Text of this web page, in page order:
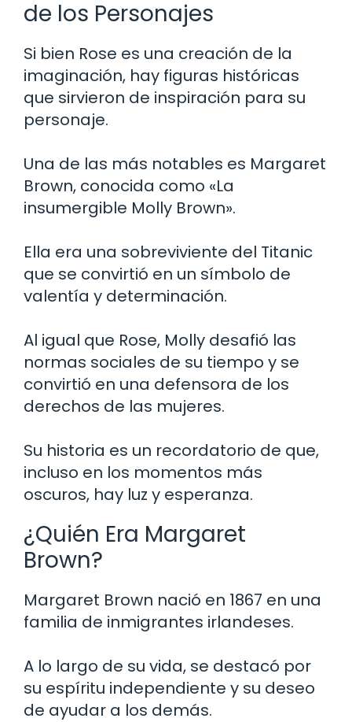
de los Personajes
Si bien Rose es una creación de la
imaginación, hay figuras históricas
que sirvieron de inspiración para su
personaje.
Una de las más notables es Margaret
Brown, conocida como «La
insumergible Molly Brown».
Ella era una sobreviviente del Titanic
que se convirtió en un símbolo de
valentía y determinación.
Al igual que Rose, Molly desafió las
normas sociales de su tiempo y se
convirtió en una defensora de los
derechos de las mujeres.
Su historia es un recordatorio de que,
incluso en los momentos más
oscuros, hay luz y esperanza.
¿Quién Era Margaret
Brown?
Margaret Brown nació en 1867 en una
familia de inmigrantes irlandeses.
A lo largo de su vida, se destacó por
su espíritu independiente y su deseo
de ayudar a los demás.